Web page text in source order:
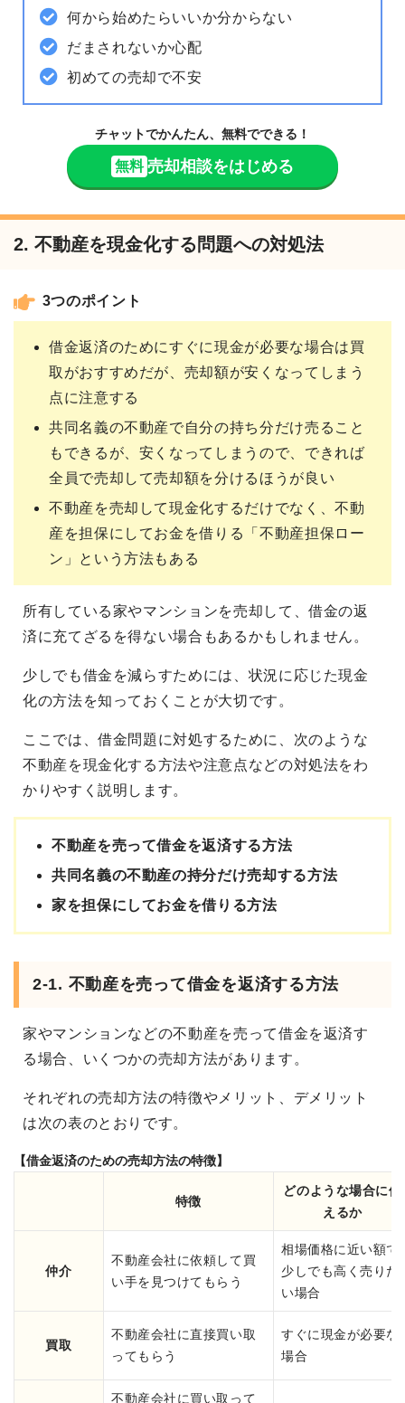
何から始めたらいいか分からない
だまされないか心配
初めての売却で不安
チャットでかんたん、無料でできる！
無料 売却相談をはじめる
2. 不動産を現金化する問題への対処法
3つのポイント
借金返済のためにすぐに現金が必要な場合は買
取がおすすめだが、売却額が安くなってしまう
点に注意する
共同名義の不動産で自分の持ち分だけ売ること
もできるが、安くなってしまうので、できれば
全員で売却して売却額を分けるほうが良い
不動産を売却して現金化するだけでなく、不動
産を担保にしてお金を借りる「不動産担保ロー
ン」という方法もある
所有している家やマンションを売却して、借金の返
済に充てざるを得ない場合もあるかもしれません。
少しでも借金を減らすためには、状況に応じた現金
化の方法を知っておくことが大切です。
ここでは、借金問題に対処するために、次のような
不動産を現金化する方法や注意点などの対処法をわ
かりやすく説明します。
不動産を売って借金を返済する方法
共同名義の不動産の持分だけ売却する方法
家を担保にしてお金を借りる方法
2-1. 不動産を売って借金を返済する方法
家やマンションなどの不動産を売って借金を返済す
る場合、いくつかの売却方法があります。
それぞれの売却方法の特徴やメリット、デメリット
は次の表のとおりです。
【借金返済のための売却方法の特徴】
特徴
どのような場合に使
えるか
仲介
不動産会社に依頼して買
い手を見つけてもらう
相場価格に近い額で
少しでも高く売りた
い場合
買取
不動産会社に直接買い取
ってもらう
すぐに現金が必要な
場合
不動産会社に買い取って